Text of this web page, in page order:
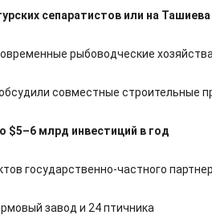
сепаратистов или на Ташиева
рыбоводческие хозяйства
совместные строительные
$5–6 млрд инвестиций в год
государственно-частного
завод и 24 птичника